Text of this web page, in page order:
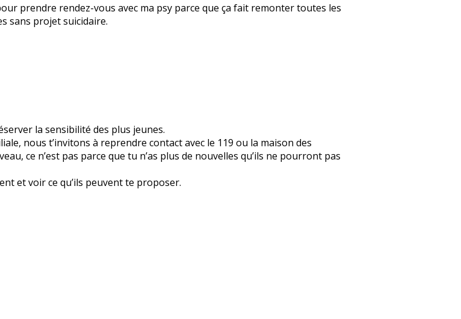
prendre rendez-vous avec ma psy parce que ça fait remonter toutes les
sans projet suicidaire.
la sensibilité des plus jeunes.
nous t’invitons à reprendre contact avec le 119 ou la maison des
ce n’est pas parce que tu n’as plus de nouvelles qu’ils ne pourront pas
et voir ce qu’ils peuvent te proposer.